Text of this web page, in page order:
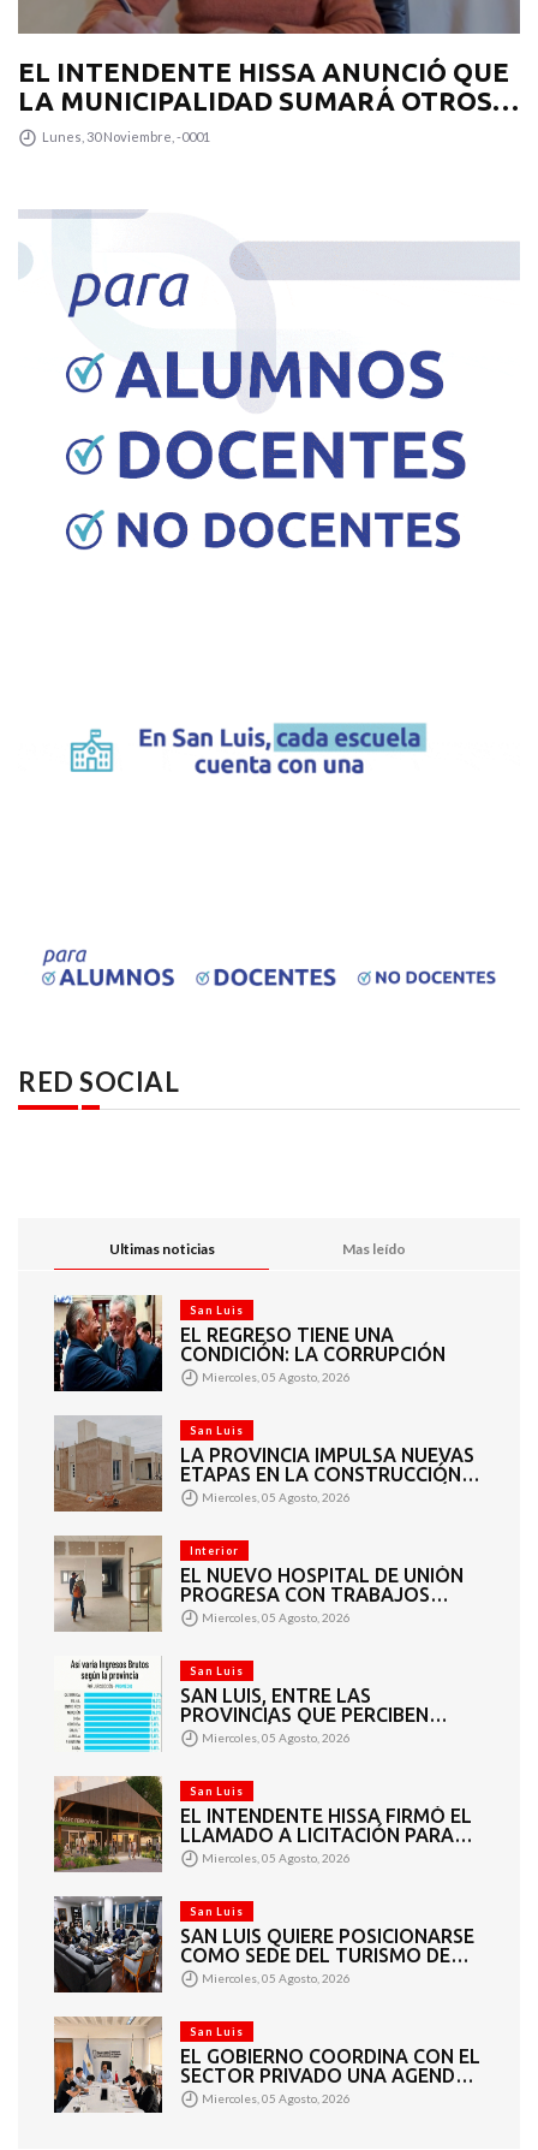
EL INTENDENTE HISSA ANUNCIÓ QUE
LA MUNICIPALIDAD SUMARÁ OTROS
12 COLECTIVOS 0KM PARA
Lunes, 30 Noviembre, -0001
RED SOCIAL
Ultimas noticias Mas leído
San Luis
EL REGRESO TIENE UNA
CONDICIÓN: LA CORRUPCIÓN
Miercoles, 05 Agosto, 2026
San Luis
LA PROVINCIA IMPULSA NUEVAS
ETAPAS EN LA CONSTRUCCIÓN
DE VIVIENDAS EN PUEYRREDÓN
Miercoles, 05 Agosto, 2026
Interior
EL NUEVO HOSPITAL DE UNIÓN
PROGRESA CON TRABAJOS
INTERIORES Y EXTERIORES
Miercoles, 05 Agosto, 2026
San Luis
SAN LUIS, ENTRE LAS
PROVINCIAS QUE PERCIBEN
TASAS MÁS BAJAS DE INGRESOS
BRUTOS
Miercoles, 05 Agosto, 2026
San Luis
EL INTENDENTE HISSA FIRMÓ EL
LLAMADO A LICITACIÓN PARA
CONSTRUIR EL PASEO
FERROVIARIO PARA
VENDEDORES
Miercoles, 05 Agosto, 2026
San Luis
SAN LUIS QUIERE POSICIONARSE
COMO SEDE DEL TURISMO DE
REUNIONES
Miercoles, 05 Agosto, 2026
San Luis
EL GOBIERNO COORDINA CON EL
SECTOR PRIVADO UNA AGENDA
DE GRANDES EVENTOS
Miercoles, 05 Agosto, 2026